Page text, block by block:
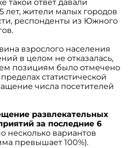
такой ответ давали
лет, жители малых городов
респонденты из Южного
взрослого населения
в целом не отказалась,
позициям было отмечено
статистической
числа посетителей
развлекательных
за последние 6
несколько вариантов
превышает 100%).